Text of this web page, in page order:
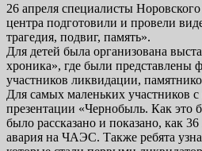
26 апреля специалисты
центра подготовили и провели
трагедия, подвиг, память».
Для детей была организована
хроника», где были представлены
участников ликвидации,
Для самых маленьких участников
презентации «Чернобыль. Как это
было рассказано и показано, как
авария на ЧАЭС. Также ребята